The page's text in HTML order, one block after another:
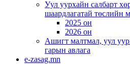
Уул уурхайн салбарт
шаардлагатай төслийн
2025 он
2026 он
Ашигт малтмал, уул
гарын авлага
e-zasag.mn